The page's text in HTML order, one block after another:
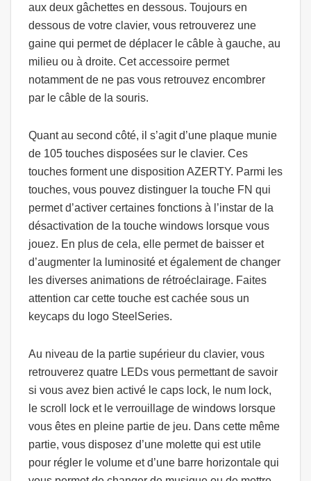
aux deux gâchettes en dessous. Toujours en
dessous de votre clavier, vous retrouverez une
gaine qui permet de déplacer le câble à gauche, au
milieu ou à droite. Cet accessoire permet
notamment de ne pas vous retrouvez encombrer
par le câble de la souris.
Quant au second côté, il s’agit d’une plaque munie
de 105 touches disposées sur le clavier. Ces
touches forment une disposition AZERTY. Parmi les
touches, vous pouvez distinguer la touche FN qui
permet d’activer certaines fonctions à l’instar de la
désactivation de la touche windows lorsque vous
jouez. En plus de cela, elle permet de baisser et
d’augmenter la luminosité et également de changer
les diverses animations de rétroéclairage. Faites
attention car cette touche est cachée sous un
keycaps du logo SteelSeries.
Au niveau de la partie supérieur du clavier, vous
retrouverez quatre LEDs vous permettant de savoir
si vous avez bien activé le caps lock, le num lock,
le scroll lock et le verrouillage de windows lorsque
vous êtes en pleine partie de jeu. Dans cette même
partie, vous disposez d’une molette qui est utile
pour régler le volume et d’une barre horizontale qui